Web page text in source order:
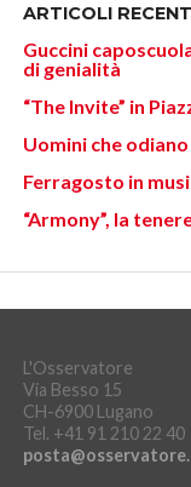
ARTICOLI
Guccini
di genialità
“The Invite” in
Uomini che
Ferragosto in
“Armony”, la
L'Osservatore
Via Besso 15
CH-6900 Lugano
Tel. +41 91 210 22 40